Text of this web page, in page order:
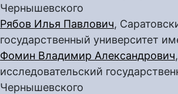
Чернышевского
Рябов Илья Павлович,
государственный университет
Фомин Владимир Александрович
исследовательский
Чернышевского